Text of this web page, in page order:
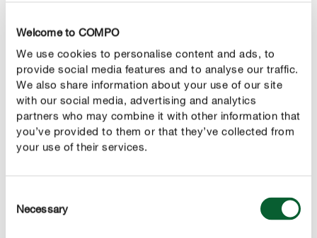
Welcome to COMPO
We use cookies to personalise content and ads, to
provide social media features and to analyse our traffic.
We also share information about your use of our site
with our social media, advertising and analytics
partners who may combine it with other information that
you’ve provided to them or that they’ve collected from
your use of their services.
Selection
Necessary
Er is geen enkele andere plant die meer geassocieerd
met een heerlijke geur dan de roos. De afgelopen
decennia zijn er echter heel wat nieuwe rozensoorten
ontstaan die er prachtig uitzien maar die nauwelijks
ruiken. Als je niet alleen wilt genieten van het mooie
bijvoorbeeld Engelse rozensoorten zoals de “Charles
Darwin”, “Graham Thomas” of “Mary Rose”. De geur van